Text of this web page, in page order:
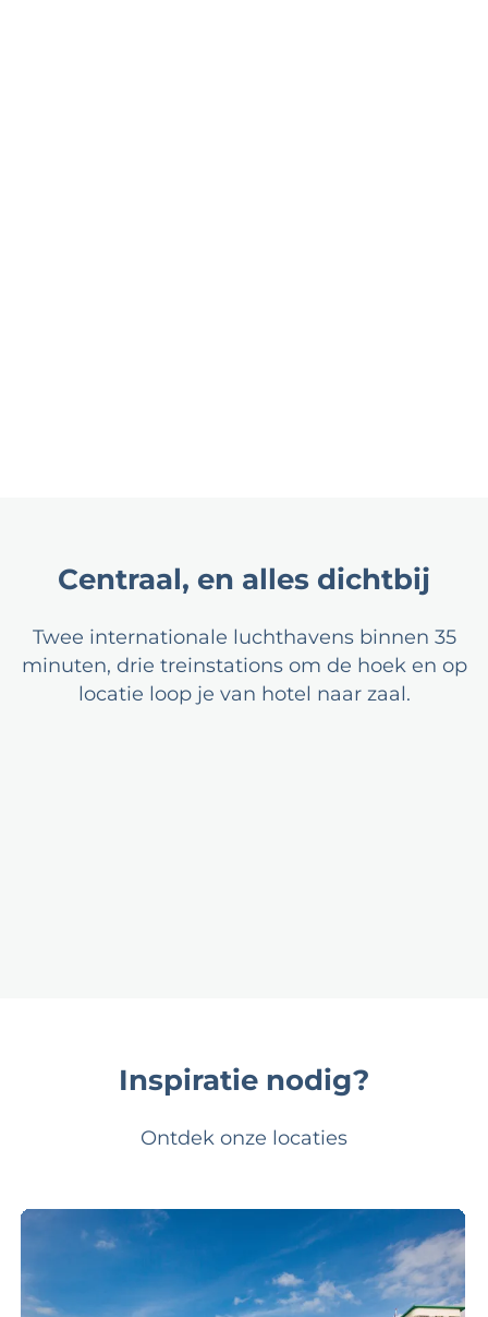
Centraal, en alles dichtbij
Twee internationale luchthavens binnen 35
minuten, drie treinstations om de hoek en op
locatie loop je van hotel naar zaal.
Inspiratie nodig?
Ontdek onze locaties
G